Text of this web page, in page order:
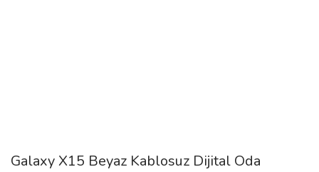
Galaxy X15 Beyaz Kablosuz Dijital Oda